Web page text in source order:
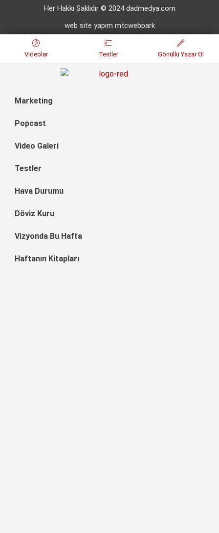
Her Hakkı Saklıdır © 2024 dadmedya.com
web site yapım mtcwebpark
Videolar Testler Gönüllü Yazar Ol
Marketing
Popcast
Video Galeri
Testler
Hava Durumu
Döviz Kuru
Vizyonda Bu Hafta
Haftanın Kitapları